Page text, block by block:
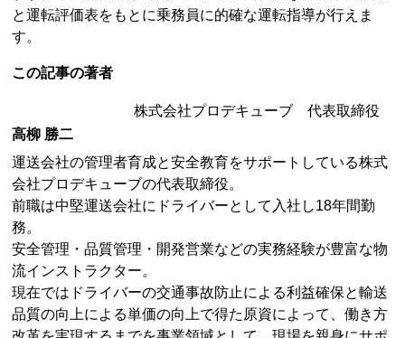
と運転評価表をもとに乗務員に的確な運転指導が行えま
す。
この記事の著者
株式会社プロデキューブ 代表取締役
高柳 勝二
運送会社の管理者育成と安全教育をサポートしている株式
会社プロデキューブの代表取締役。
前職は中堅運送会社にドライバーとして入社し18年間勤
務。
安全管理・品質管理・開発営業などの実務経験が豊富な物
流インストラクター。
現在ではドライバーの交通事故防止による利益確保と輸送
品質の向上による単価の向上で得た原資によって、働き方